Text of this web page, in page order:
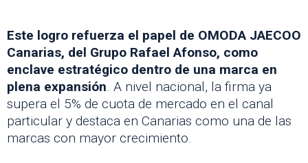
Este logro refuerza el papel de OMODA JAECOO
Canarias, del Grupo Rafael Afonso, como
enclave estratégico dentro de una marca en
plena expansión. A nivel nacional, la firma ya
supera el 5% de cuota de mercado en el canal
particular y destaca en Canarias como una de las
marcas con mayor crecimiento.